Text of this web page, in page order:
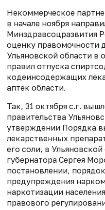
Некоммерческое
в начале ноября
Минздравсоцразвития
оценку правомочности
Ульяновской области в
правил отпуска
кодеинсодержащих
аптек области.
Так, 31 октября с.г.
правительства
утверждении Порядка
лекарственных
его соли, в
губернатора Сергея
постановлении,
предупреждения
наркотизации
правового